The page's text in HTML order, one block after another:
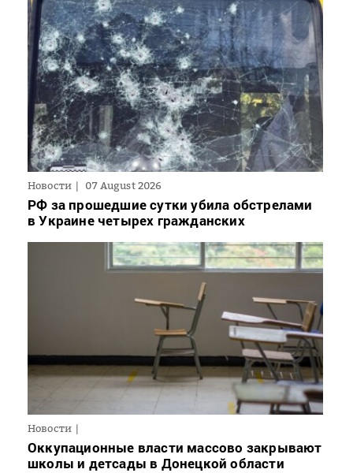
Новости 07 August 2026
РФ за прошедшие сутки убила обстрелами
в Украине четырех гражданских
Новости
Оккупационные власти массово закрывают
школы и детсады в Донецкой области